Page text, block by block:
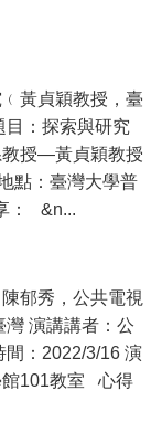
黃貞穎教授，臺
目：探索與研究
教授—黃貞穎教授
點：臺灣大學普
： &n...
郁秀，公共電視
演講講者：公
間：2022/3/16 演
館101教室 心得